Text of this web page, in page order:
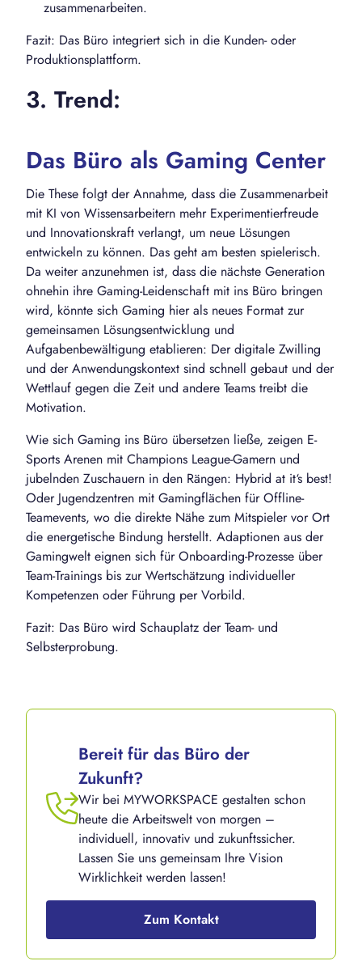
zusammenarbeiten.
Fazit: Das Büro integriert sich in die Kunden- oder
Produktionsplattform.
3. Trend:
Das Büro als Gaming Center
Die These folgt der Annahme, dass die Zusammenarbeit
mit KI von Wissensarbeitern mehr Experimentierfreude
und Innovationskraft verlangt, um neue Lösungen
entwickeln zu können. Das geht am besten spielerisch.
Da weiter anzunehmen ist, dass die nächste Generation
ohnehin ihre Gaming-Leidenschaft mit ins Büro bringen
wird, könnte sich Gaming hier als neues Format zur
gemeinsamen Lösungsentwicklung und
Aufgabenbewältigung etablieren: Der digitale Zwilling
und der Anwendungskontext sind schnell gebaut und der
Wettlauf gegen die Zeit und andere Teams treibt die
Motivation.
Wie sich Gaming ins Büro übersetzen ließe, zeigen E-
Sports Arenen mit Champions League-Gamern und
jubelnden Zuschauern in den Rängen: Hybrid at it‘s best!
Oder Jugendzentren mit Gamingflächen für Offline-
Teamevents, wo die direkte Nähe zum Mitspieler vor Ort
die energetische Bindung herstellt. Adaptionen aus der
Gamingwelt eignen sich für Onboarding-Prozesse über
Team-Trainings bis zur Wertschätzung individueller
Kompetenzen oder Führung per Vorbild.
Fazit: Das Büro wird Schauplatz der Team- und
Selbsterprobung.
Bereit für das Büro der
Zukunft?
Wir bei MYWORKSPACE gestalten schon
heute die Arbeitswelt von morgen –
individuell, innovativ und zukunftssicher.
Lassen Sie uns gemeinsam Ihre Vision
Wirklichkeit werden lassen!
Zum Kontakt